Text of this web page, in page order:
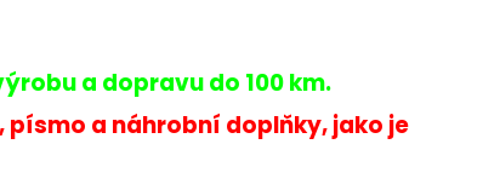
a dopravu do 100 km.
písmo a náhrobní doplňky, jako je